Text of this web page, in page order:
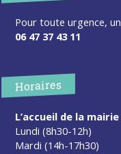
Pour toute urgence,
06 47 37 43 11
Horaires
L’accueil de la
Lundi (8h30-12h)
Mardi (14h-17h30)